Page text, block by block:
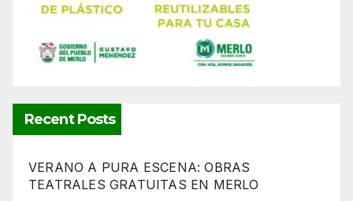
Recent Posts
VERANO A PURA ESCENA: OBRAS
TEATRALES GRATUITAS EN MERLO